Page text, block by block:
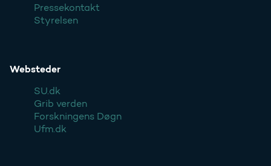
Pressekontakt
Styrelsen
Websteder
SU.dk
Grib verden
Forskningens Døgn
Ufm.dk